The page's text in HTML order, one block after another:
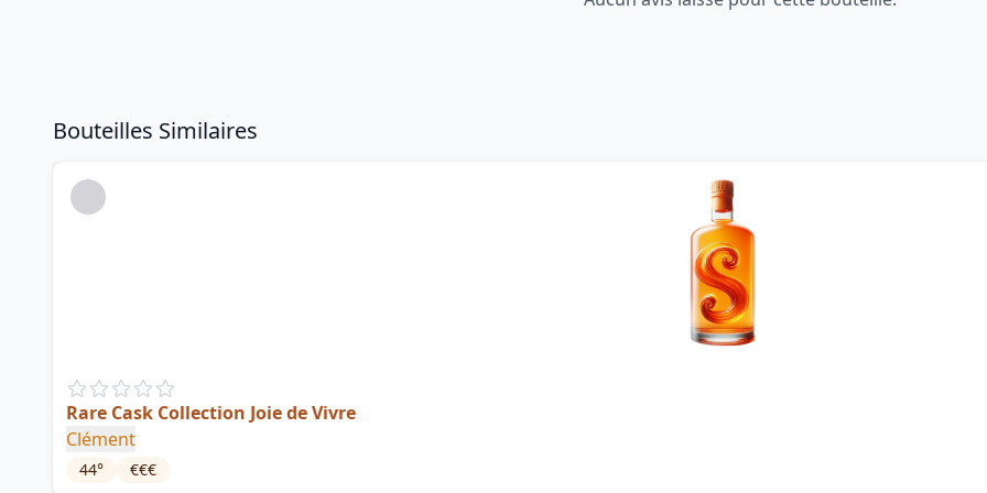
Bouteilles Similaires
Rare Cask Collection Joie de Vivre
Clément
44° €€€